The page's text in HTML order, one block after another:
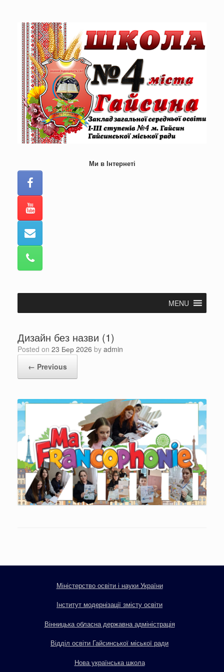
Ми в Інтернеті
MENU
Дизайн без назви (1)
Posted on 23 Бер 2026 by admin
← Previous
Міністерство освіти і науки України
Інститут модернізації змісту освіти
Вінницька обласна державна адміністрація
Відділ освіти Гайсинської міської ради
Нова українська школа